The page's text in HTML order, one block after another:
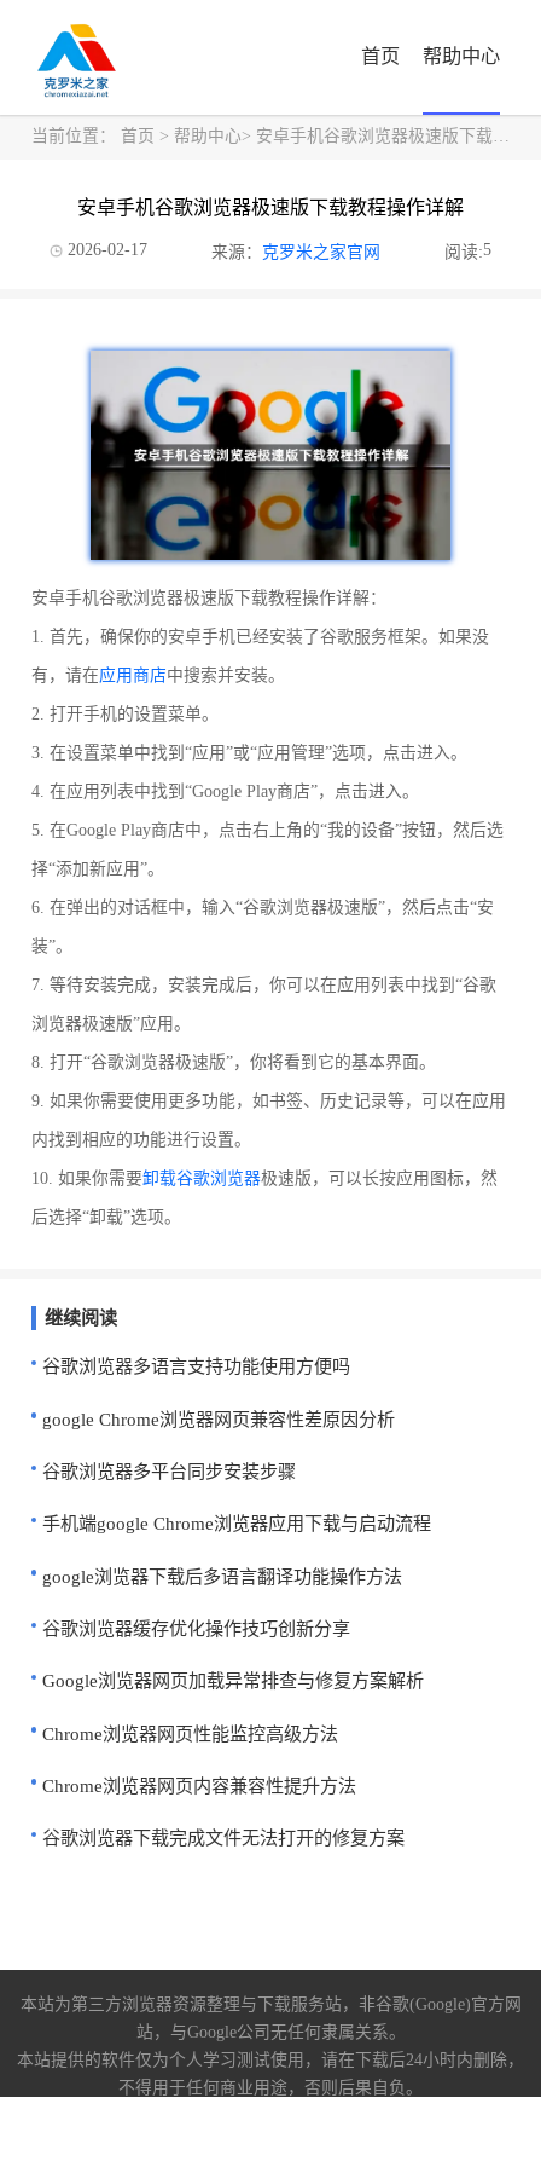
首页 帮助中心
当前位置： 首页 > 帮助中心> 安卓手机谷歌浏览器极速版下载教程操作详解
安卓手机谷歌浏览器极速版下载教程操作详解
2026-02-17 来源： 克罗米之家官网 阅读:5
安卓手机谷歌浏览器极速版下载教程操作详解：
1. 首先，确保你的安卓手机已经安装了谷歌服务框架。如果没
有，请在应用商店中搜索并安装。
2. 打开手机的设置菜单。
3. 在设置菜单中找到“应用”或“应用管理”选项，点击进入。
4. 在应用列表中找到“Google Play商店”，点击进入。
5. 在Google Play商店中，点击右上角的“我的设备”按钮，然后选
择“添加新应用”。
6. 在弹出的对话框中，输入“谷歌浏览器极速版”，然后点击“安
装”。
7. 等待安装完成，安装完成后，你可以在应用列表中找到“谷歌
浏览器极速版”应用。
8. 打开“谷歌浏览器极速版”，你将看到它的基本界面。
9. 如果你需要使用更多功能，如书签、历史记录等，可以在应用
内找到相应的功能进行设置。
10. 如果你需要卸载谷歌浏览器极速版，可以长按应用图标，然
后选择“卸载”选项。
继续阅读
谷歌浏览器多语言支持功能使用方便吗
google Chrome浏览器网页兼容性差原因分析
谷歌浏览器多平台同步安装步骤
手机端google Chrome浏览器应用下载与启动流程
google浏览器下载后多语言翻译功能操作方法
谷歌浏览器缓存优化操作技巧创新分享
Google浏览器网页加载异常排查与修复方案解析
Chrome浏览器网页性能监控高级方法
Chrome浏览器网页内容兼容性提升方法
谷歌浏览器下载完成文件无法打开的修复方案
本站为第三方浏览器资源整理与下载服务站，非谷歌(Google)官方网
站，与Google公司无任何隶属关系。
本站提供的软件仅为个人学习测试使用，请在下载后24小时内删除，
不得用于任何商业用途，否则后果自负。